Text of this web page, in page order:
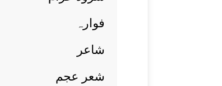
فوارہ
شاعر
شعر عجم